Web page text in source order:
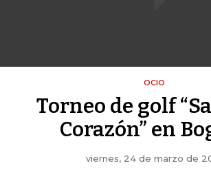
OCIO
Torneo de golf
Corazón” en
viernes, 24 de marzo de